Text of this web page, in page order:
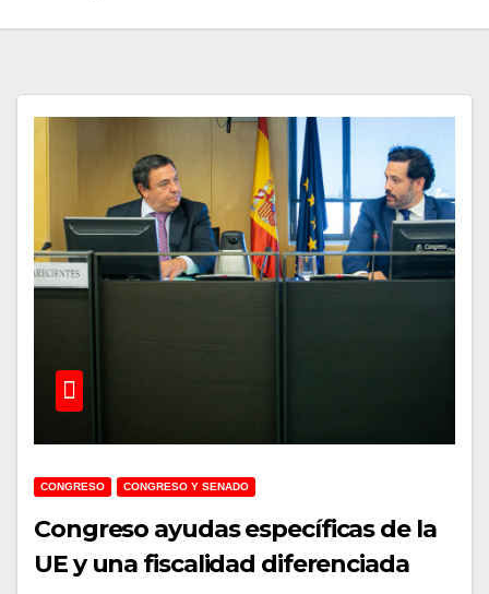
CONGRESO CONGRESO Y SENADO
Congreso ayudas específicas de la
UE y una fiscalidad diferenciada